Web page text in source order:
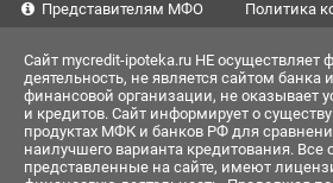
Представителям МФО
Политика
Сайт mycredit-ipoteka.ru НЕ осуществляет
деятельность, не является сайтом банка
финансовой организации, не оказывает
и кредитов. Сайт информирует о
продуктах МФК и банков РФ для
наилучшего варианта кредитования. Все
представленные на сайте, имеют